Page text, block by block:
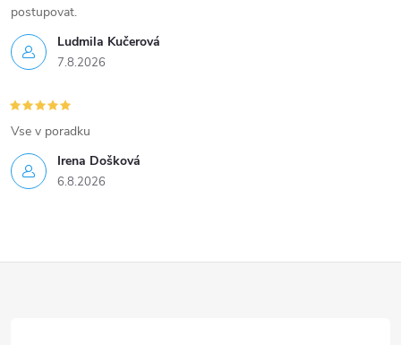
Ludmila Kučerová
7.8.2026
postupovat.
Irena Došková
6.8.2026
Vse v poradku